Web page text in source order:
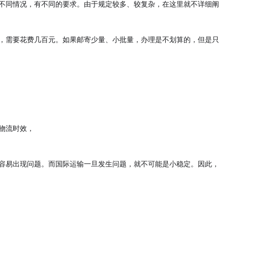
情况，有不同的要求。由于规定较多、较复杂，在这里就不详细阐
要花费几百元。如果邮寄少量、小批量，办理是不划算的，但是只
流时效，
出现问题。而国际运输一旦发生问题，就不可能是小稳定。因此，